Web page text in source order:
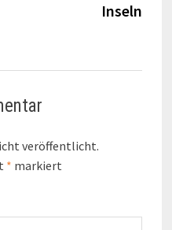
Inseln
veröffentlicht.
* markiert